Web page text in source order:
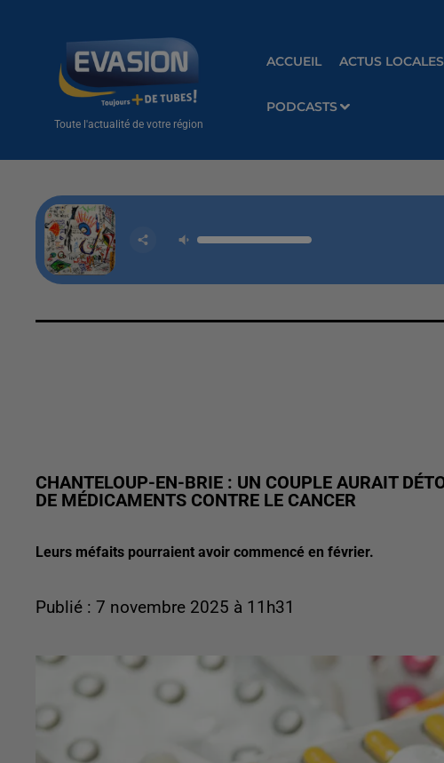
Toute l'actualité de votre région
ACCUEIL ACTUS LOCALES
PODCASTS
CHANTELOUP-EN-BRIE : UN COUPLE AURAIT
DE MÉDICAMENTS CONTRE LE CANCER
Leurs méfaits pourraient avoir commencé en février.
Publié : 7 novembre 2025 à 11h31